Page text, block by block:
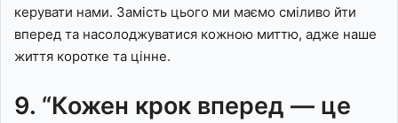
керувати нами. Замість цього ми маємо сміливо йти
вперед та насолоджуватися кожною миттю, адже наше
життя коротке та цінне.
9. “Кожен крок вперед — це